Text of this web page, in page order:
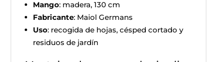
Mango: madera, 130 cm
Fabricante: Maiol Germans
Uso: recogida de hojas, césped cortado y
residuos de jardín